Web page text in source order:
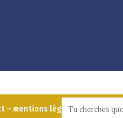
– mentions légales